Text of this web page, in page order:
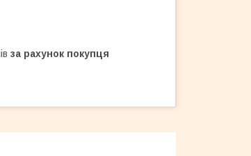
за рахунок покупця